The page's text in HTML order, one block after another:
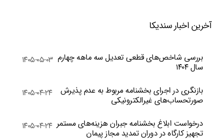
آخرین اخبار سندیکا
بررسی شاخص‌های قطعی تعدیل سه ماهه چهارم
سال ۱۴۰۴
۱۴۰۵-۰۵-۰۳
بازنگری در اجرای بخشنامه مربوط به عدم پذیرش
صورتحساب‌های غیرالکترونیکی
۱۴۰۵-۰۴-۲۴
درخواست ابلاغ بخشنامه جبران هزینه‌های مستمر
تجهیز کارگاه در دوران تمدید مجاز پیمان
۱۴۰۵-۰۴-۲۴